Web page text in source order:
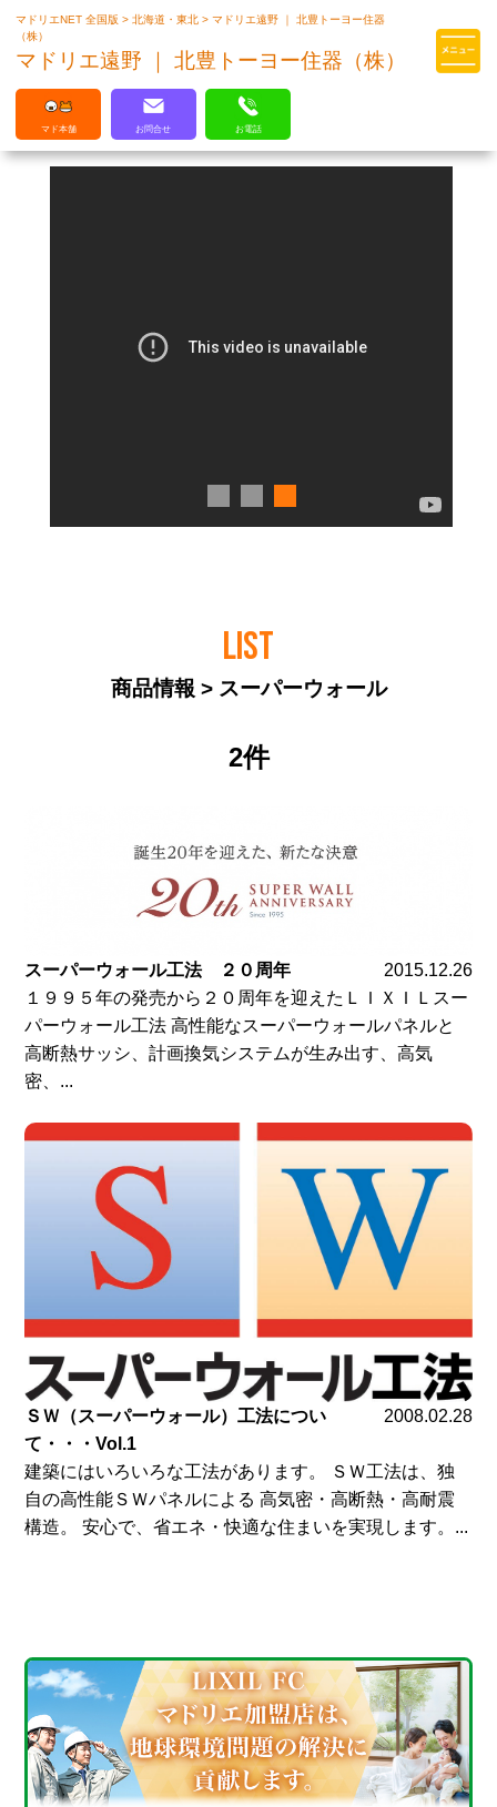
マドリエはLIXILの厳しい基準を
マドリエNET 全国版>北海道・東北>マドリエ遠野 ｜ 北豊トーヨー住器
（株）
マドリエ遠野 ｜ 北豊トーヨー住器（株）
マド本舗 お問合せ お電話
LIST
商品情報 > スーパーウォール
2件
スーパーウォール工法 ２０周年
2015.12.26
１９９５年の発売から２０周年を迎えたＬＩＸＩＬスー
パーウォール工法 高性能なスーパーウォールパネルと
高断熱サッシ、計画換気システムが生み出す、高気
密、...
ＳＷ（スーパーウォール）工法につい
て・・・Vol.1
2008.02.28
建築にはいろいろな工法があります。 ＳＷ工法は、独
自の高性能ＳＷパネルによる 高気密・高断熱・高耐震
構造。 安心で、省エネ・快適な住まいを実現します。...